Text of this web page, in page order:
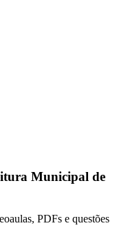
Municipal de
PDFs e questões